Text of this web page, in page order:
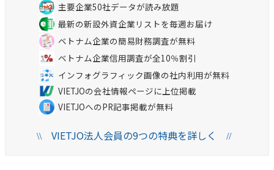
主要企業50社データが読み放題
最新の新設外資企業リストを毎週お届け
ベトナム企業の簡易財務調査が無料
ベトナム企業信用調査が全10％割引
インフォグラフィック画像の社内利用が無料
VIETJOの会社情報ページに上位掲載
VIETJOへのPR記事掲載が無料
\\VIETJO法人会員の9つの特典を詳しく //